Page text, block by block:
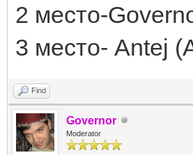
2 место-
3 место- Antej
Find
Governor
Moderator